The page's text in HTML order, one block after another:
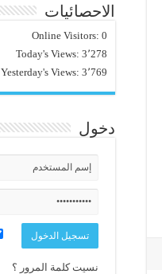
الاحصائيات
Online Visitors: 0
Today's Views: 3٬278
Yesterday's Views: 3٬769
دخول
نسيت كلمة المرور ؟